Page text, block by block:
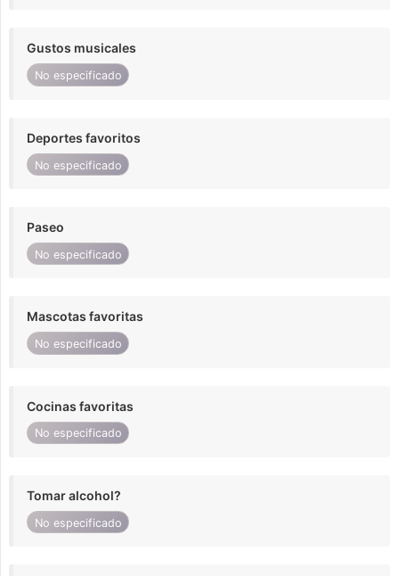
Gustos musicales
No especificado
Deportes favoritos
No especificado
Paseo
No especificado
Mascotas favoritas
No especificado
Cocinas favoritas
No especificado
Tomar alcohol?
No especificado